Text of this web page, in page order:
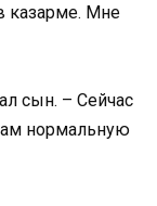
казарме. Мне
сын. – Сейчас
нормальную